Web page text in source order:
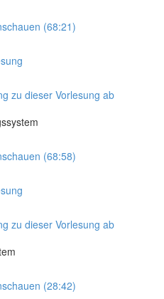
(68:21)
zu dieser Vorlesung ab
(68:58)
zu dieser Vorlesung ab
(28:42)